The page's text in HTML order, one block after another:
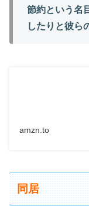
節約という名
したりと彼ら
amzn.to
同居